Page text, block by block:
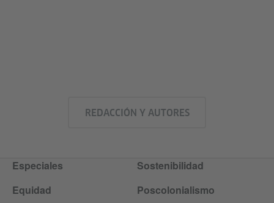
REDACCIÓN Y AUTORES
Especiales
Sostenibilidad
Equidad
Poscolonialismo